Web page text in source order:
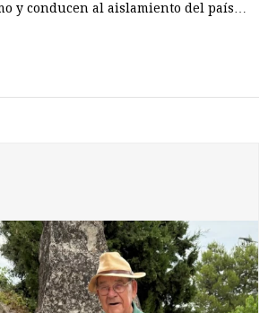
y conducen al aislamiento del país…